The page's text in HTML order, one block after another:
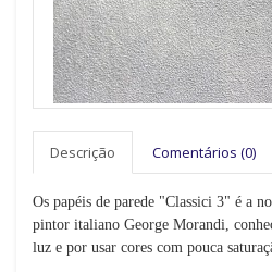
Descrição Comentários (0)
Os papéis de parede "Classici 3" é a
pintor italiano George Morandi,
luz e por usar cores com pouca